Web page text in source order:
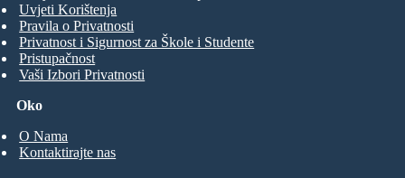
Oko
O Nama
Kontaktirajte nas
Uvjeti Korištenja
Pravila o Privatnosti
Privatnost i Sigurnost za Škole i Studente
Pristupačnost
Vaši Izbori Privatnosti